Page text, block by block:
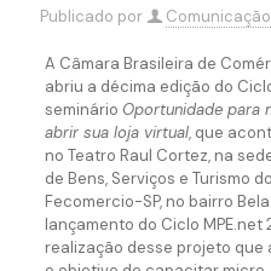
Publicado por Comunicação
A Câmara Brasileira de
abriu a décima edição do
seminário Oportunidade para
abrir sua loja virtual, que
no Teatro Raul Cortez, na
de Bens, Serviços e Turismo
Fecomercio-SP, no bairro
lançamento do Ciclo MPE.net
realização desse projeto